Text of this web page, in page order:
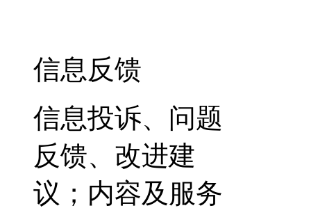
信息反馈
信息投诉、问题
反馈、改进建
议；内容及服务